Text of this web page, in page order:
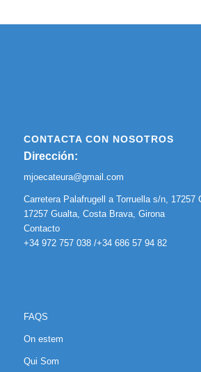
CONTACTA CON NOSOTROS
Dirección:
mjoecateura@gmail.com
Carretera Palafrugell a Torruella s/n, 17257
17257 Gualta, Costa Brava, Girona
Contacto
+34 972 757 038 /+34 686 57 94 82
FAQS
On estem
Qui Som